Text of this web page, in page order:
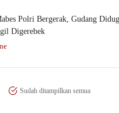
Polri Bergerak, Gudang
Digerebek
Sudah ditampilkan semua